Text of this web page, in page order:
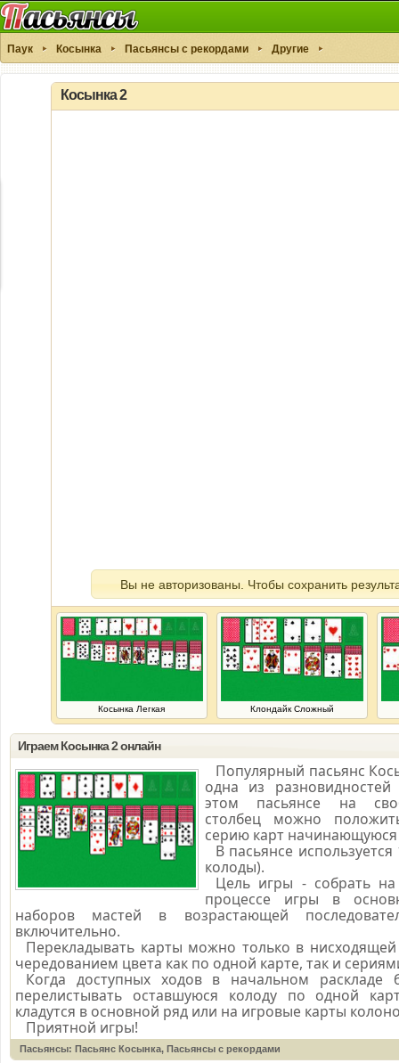
Паук Косынка Пасьянсы с рекордами Другие
Косынка 2
Вы не авторизованы. Чтобы сохранить
Косынка Легкая Клондайк Сложный
Играем Косынка 2 онлайн
Популярный пасьянс
одна из
этом пасьянсе на
столбец можно
серию карт начинающуюся
В пасьянсе
колоды).
Цель игры - собрать
процессе игры в
наборов мастей в возрастающей
включительно.
Перекладывать карты можно только в нисходящей
чередованием цвета как по одной карте, так и
Когда доступных ходов в начальном раскладе
перелистывать оставшуюся колоду по одной
кладутся в основной ряд или на игровые карты
Приятной игры!
Пасьянсы: Пасьянс Косынка, Пасьянсы с рекордами